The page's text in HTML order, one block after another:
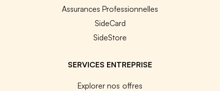
Assurances Professionnelles
SideCard
SideStore
SERVICES ENTREPRISE
Explorer nos offres